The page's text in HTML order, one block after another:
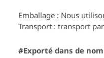
Emballage : Nous
Transport : transport
#Exporté dans de